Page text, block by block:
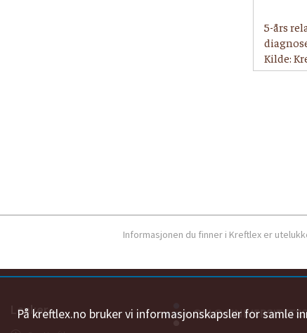
På kreftlex.no bruker vi informasjonskapsler for
5-års
Kilde:
Informasjonen du finner i Kreftlex er
Lenker